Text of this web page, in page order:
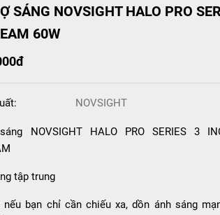
SÁNG NOVSIGHT HALO PRO
60W
NOVSIGHT
NOVSIGHT HALO PRO SERIES 3
tập trung
nếu bạn chỉ cần chiếu xa, dồn ánh sáng